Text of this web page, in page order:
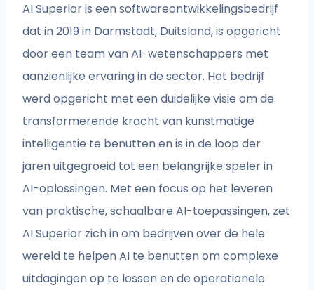
AI Superior is een softwareontwikkelingsbedrijf
dat in 2019 in Darmstadt, Duitsland, is opgericht
door een team van AI-wetenschappers met
aanzienlijke ervaring in de sector. Het bedrijf
werd opgericht met een duidelijke visie om de
transformerende kracht van kunstmatige
intelligentie te benutten en is in de loop der
jaren uitgegroeid tot een belangrijke speler in
AI-oplossingen. Met een focus op het leveren
van praktische, schaalbare AI-toepassingen, zet
AI Superior zich in om bedrijven over de hele
wereld te helpen AI te benutten om complexe
uitdagingen op te lossen en de operationele